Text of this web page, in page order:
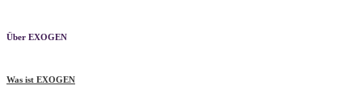
Über EXOGEN
Was ist EXOGEN